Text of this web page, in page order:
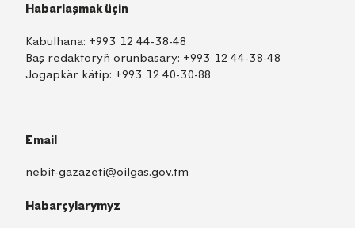
Habarlaşmak üçin
Kabulhana: +993 12 44-38-48
Baş redaktoryň orunbasary: +993 12 44-38-48
Jogapkär kätip: +993 12 40-30-88
Email
nebit-gazazeti@oilgas.gov.tm
Habarçylarymyz